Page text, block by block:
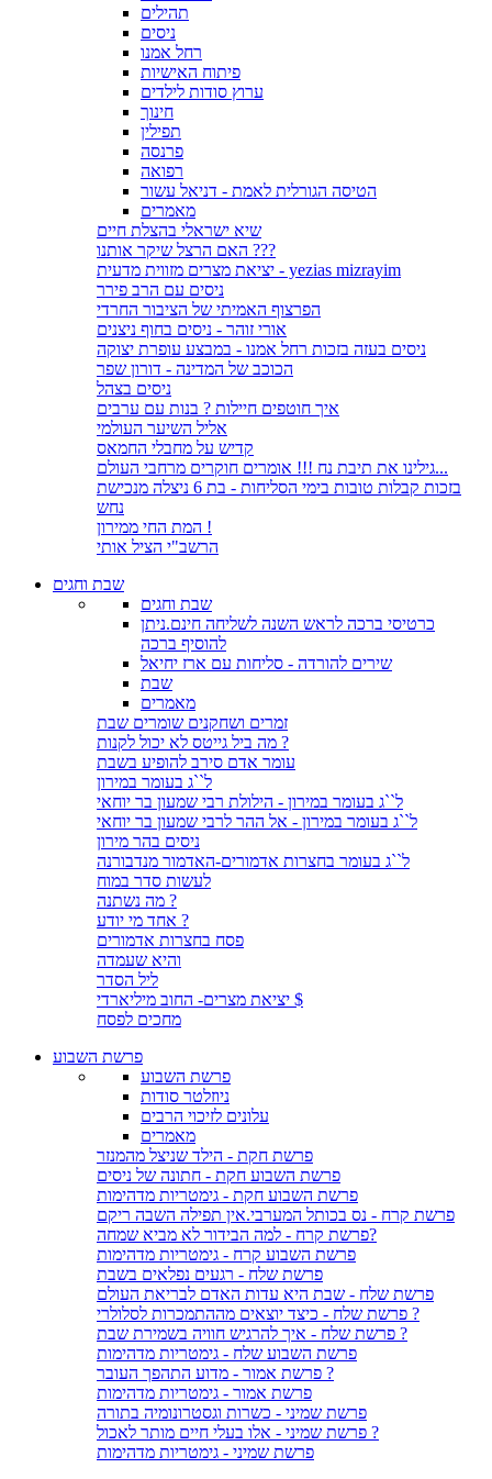
תהילים
ניסים
רחל אמנו
פיתוח האישיות
ערוץ סודות לילדים
חינוך
תפילין
פרנסה
רפואה
הטיסה הגורלית לאמת - דניאל עשור
מאמרים
שיא ישראלי בהצלת חיים
האם הרצל שיקר אותנו ???
יציאת מצרים מזווית מדעית - yezias mizrayim
ניסים עם הרב פירר
הפרצוף האמיתי של הציבור החרדי
אורי זוהר - ניסים בחוף ניצנים
ניסים בעזה בזכות רחל אמנו - במבצע עופרת יצוקה
הכוכב של המדינה - דורון שפר
ניסים בצהל
איך חוטפים חיילות ? בנות עם ערבים
אליל השיער העולמי
קדיש על מחבלי החמאס
גילינו את תיבת נח !!! אומרים חוקרים מרחבי העולם...
בזכות קבלות טובות בימי הסליחות - בת 6 ניצלה מנכישת
נחש
המת החי ממירון !
הרשב"י הציל אותי
שבת וחגים
שבת וחגים
כרטיסי ברכה לראש השנה לשליחה חינם.ניתן
להוסיף ברכה
שירים להורדה - סליחות עם ארז יחיאל
שבת
מאמרים
זמרים ושחקנים שומרים שבת
מה ביל גייטס לא יכול לקנות ?
עומר אדם סירב להופיע בשבת
ל``ג בעומר במירון
ל``ג בעומר במירון - הילולת רבי שמעון בר יוחאי
ל``ג בעומר במירון - אל ההר לרבי שמעון בר יוחאי
ניסים בהר מירון
ל``ג בעומר בחצרות אדמורים-האדמור מנדבורנה
לעשות סדר במוח
מה נשתנה ?
אחד מי יודע ?
פסח בחצרות אדמורים
והיא שעמדה
ליל הסדר
יציאת מצרים- החוב מיליארדי $
מחכים לפסח
פרשת השבוע
פרשת השבוע
ניוזלטר סודות
עלונים לזיכוי הרבים
מאמרים
פרשת חקת - הילד שניצל מהמנזר
פרשת השבוע חקת - חתונה של ניסים
פרשת השבוע חקת - גימטריות מדהימות
פרשת קרח - נס בכותל המערבי.אין תפילה השבה ריקם
פרשת קרח - למה הבידור לא מביא שמחה?
פרשת השבוע קרח - גימטריות מדהימות
פרשת שלח - רגעים נפלאים בשבת
פרשת שלח - שבת היא עדות האדם לבריאת העולם
פרשת שלח - כיצד יוצאים מההתמכרות לסלולרי ?
פרשת שלח - איך להרגיש חוויה בשמירת שבת ?
פרשת השבוע שלח - גימטריות מדהימות
פרשת אמור - מדוע התהפך העובר ?
פרשת אמור - גימטריות מדהימות
פרשת שמיני - כשרות וגסטרונומיה בתורה
פרשת שמיני - אלו בעלי חיים מותר לאכול ?
פרשת שמיני - גימטריות מדהימות